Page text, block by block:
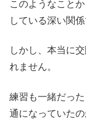
このようなこと
している深い関
しかし、本当に
れません。
練習も一緒だっ
通になっていたの